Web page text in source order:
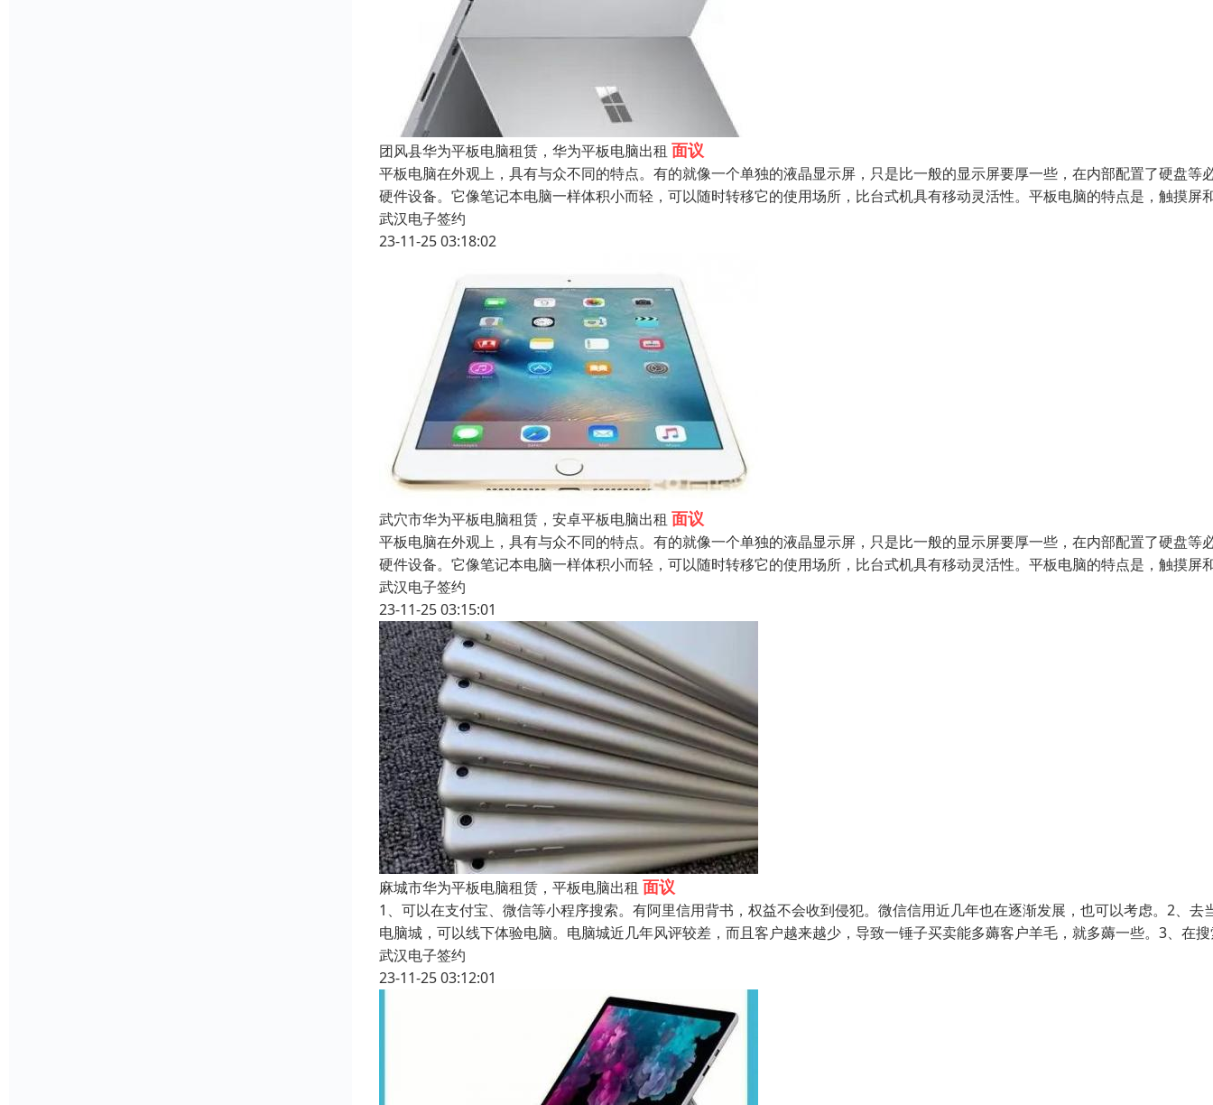
团风县华为平板电脑租赁，华为平板电脑出租 面议
平板电脑在外观上，具有与众不同的特点。有的就像一个单独的液晶显示屏，只是比一般的显示屏要厚一些，在内部配置了硬盘等
硬件设备。它像笔记本电脑一样体积小而轻，可以随时转移它的使用场所，比台式机具有移动灵活性。平板电脑的特点是，触摸屏
武汉电子签约
23-11-25 03:18:02
武穴市华为平板电脑租赁，安卓平板电脑出租 面议
平板电脑在外观上，具有与众不同的特点。有的就像一个单独的液晶显示屏，只是比一般的显示屏要厚一些，在内部配置了硬盘等
硬件设备。它像笔记本电脑一样体积小而轻，可以随时转移它的使用场所，比台式机具有移动灵活性。平板电脑的特点是，触摸屏
武汉电子签约
23-11-25 03:15:01
麻城市华为平板电脑租赁，平板电脑出租 面议
1、可以在支付宝、微信等小程序搜索。有阿里信用背书，权益不会收到侵犯。微信信用近几年也在逐渐发展，也可以考虑。2、去
电脑城，可以线下体验电脑。电脑城近几年风评较差，而且客户越来越少，导致一锤子买卖能多薅客户羊毛，就多薅一些。3、在
武汉电子签约
23-11-25 03:12:01